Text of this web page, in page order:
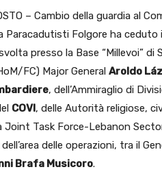
– Cambio della guardia al
Paracadutisti Folgore ha
presso la Base “Millevoi” di
FC) Major General Aroldo
, dell’Ammiraglio di
COVI, delle Autorità religiose,
Joint Task Force-Lebanon
delle operazioni, tra il
Brafa Musicoro.